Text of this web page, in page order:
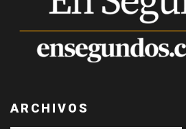
ARCHIVOS